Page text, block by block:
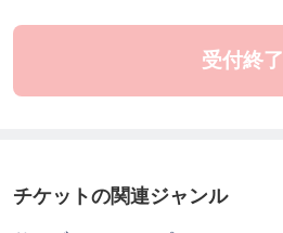
④：小学生
受付終了
チケットの関連ジャンル